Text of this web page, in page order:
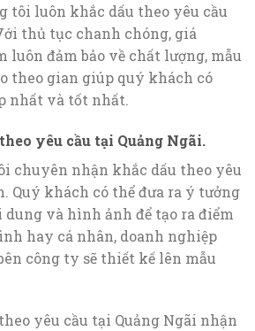
tôi luôn khắc dấu theo yêu cầu
thủ tục chanh chóng, giá
luôn đảm bảo về chất lượng, mẫu
theo gian giúp quý khách có
nhất và tốt nhất.
yêu cầu tại Quảng Ngãi.
chuyên nhận khắc dấu theo yêu
Quý khách có thể đưa ra ý tưởng
dung và hình ảnh để tạo ra điểm
hay cá nhân, doanh nghiệp
công ty sẽ thiết kế lên mẫu
yêu cầu tại Quảng Ngãi nhận